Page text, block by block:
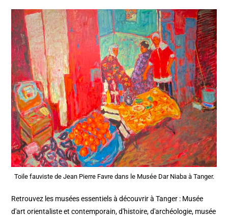
Toile fauviste de Jean Pierre Favre dans le Musée Dar Niaba à Tanger.
Retrouvez les musées essentiels à découvrir à Tanger : Musée
d'art orientaliste et contemporain, d'histoire, d'archéologie, musée